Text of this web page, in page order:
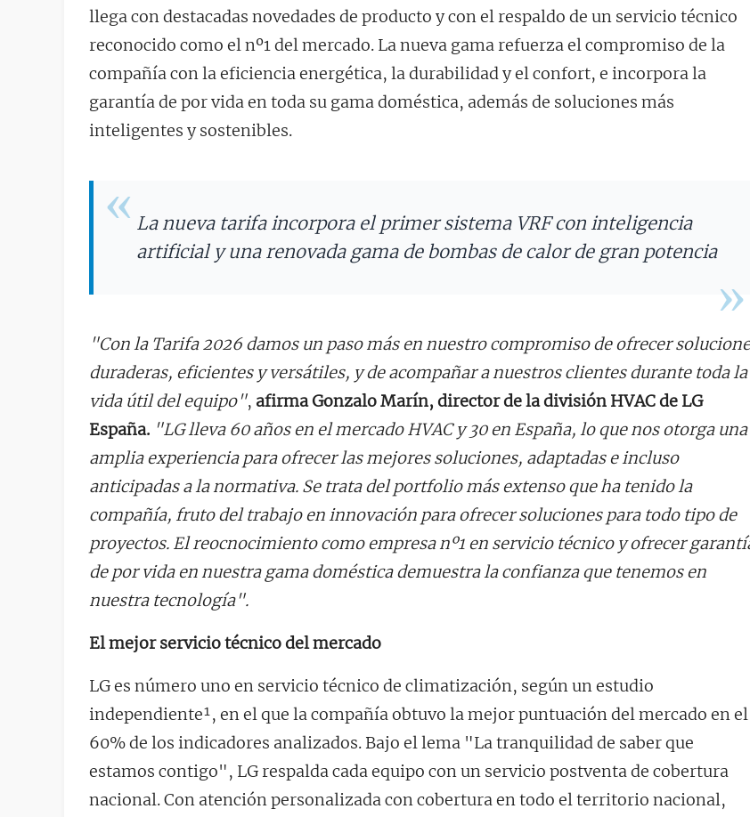
llega con destacadas novedades de producto y con el respaldo de un servicio técnico
reconocido como el nº1 del mercado. La nueva gama refuerza el compromiso de la
compañía con la eficiencia energética, la durabilidad y el confort, e incorpora la
garantía de por vida en toda su gama doméstica, además de soluciones más
inteligentes y sostenibles.
La nueva tarifa incorpora el primer sistema VRF con inteligencia
artificial y una renovada gama de bombas de calor de gran potencia
"Con la Tarifa 2026 damos un paso más en nuestro compromiso de ofrecer
duraderas, eficientes y versátiles, y de acompañar a nuestros clientes durante toda la
vida útil del equipo", afirma Gonzalo Marín, director de la división HVAC de LG
España. "LG lleva 60 años en el mercado HVAC y 30 en España, lo que nos otorga una
amplia experiencia para ofrecer las mejores soluciones, adaptadas e incluso
anticipadas a la normativa. Se trata del portfolio más extenso que ha tenido la
compañía, fruto del trabajo en innovación para ofrecer soluciones para todo tipo de
proyectos. El reocnocimiento como empresa nº1 en servicio técnico y ofrecer
de por vida en nuestra gama doméstica demuestra la confianza que tenemos en
nuestra tecnología".
El mejor servicio técnico del mercado
LG es número uno en servicio técnico de climatización, según un estudio
independiente¹, en el que la compañía obtuvo la mejor puntuación del mercado en el
60% de los indicadores analizados. Bajo el lema "La tranquilidad de saber que
estamos contigo", LG respalda cada equipo con un servicio postventa de cobertura
nacional. Con atención personalizada con cobertura en todo el territorio nacional,